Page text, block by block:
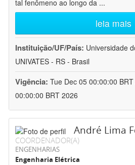
tal fenômeno ao longo da ...
leia mais
Instituição/UF/País: Universidade
UNIVATES - RS - Brasil
Vigência: Tue Dec 05 00:00:00
00:00:00 BRT 2026
André Lima
COORDENADOR(A)
ENGENHARIAS
Engenharia Elétrica